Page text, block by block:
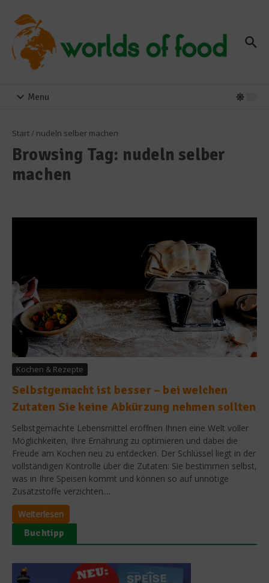
Menu
Start/ nudeln selber machen
Browsing Tag: nudeln selber
machen
Kochen & Rezepte
Selbstgemacht ist besser – bei welchen
Zutaten Sie keine Abkürzung nehmen sollten
Selbstgemachte Lebensmittel eröffnen Ihnen eine Welt voller
Möglichkeiten, Ihre Ernährung zu optimieren und dabei die
Freude am Kochen neu zu entdecken. Der Schlüssel liegt in der
vollständigen Kontrolle über die Zutaten: Sie bestimmen selbst,
was in Ihre Speisen kommt und können so auf unnötige
Zusatzstoffe verzichten....
Weiterlesen
Buchtipp